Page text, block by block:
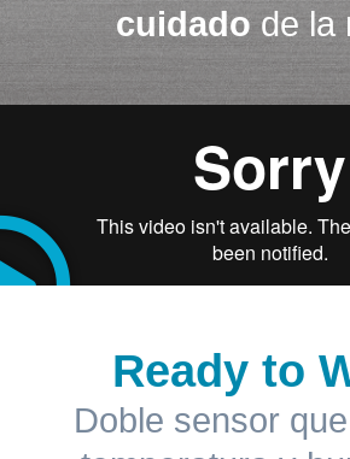
cuidado de la
Ready to
Doble sensor